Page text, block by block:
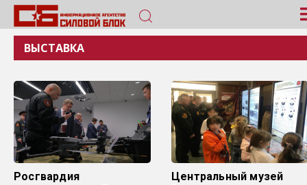
ВЫСТАВКА
Росгвардия
Центральный музей